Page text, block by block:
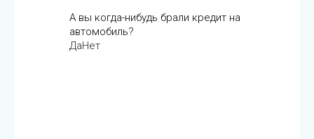
А вы когда-нибудь брали кредит на
автомобиль?
ДаНет